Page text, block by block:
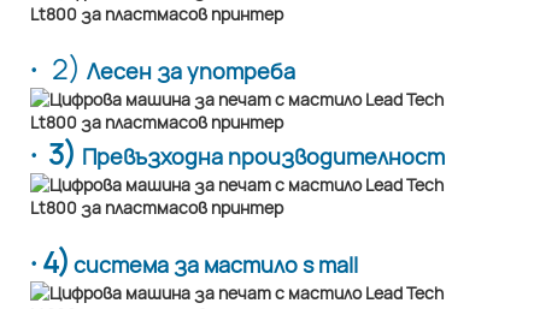
· 2) Лесен за употреба
· 3) Превъзходна производителност
· 4) система за мастило s mall